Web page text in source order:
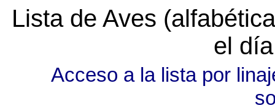
Lista de Aves
el
Acceso a la lista por